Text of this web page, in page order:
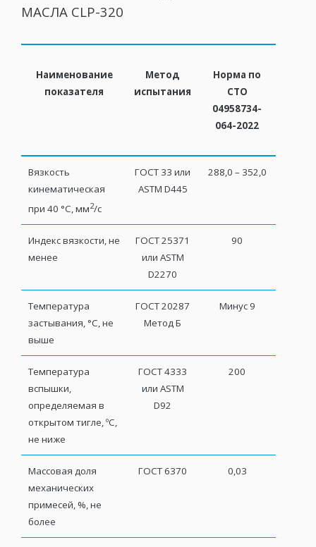
МАСЛА CLP-320
Наименование
показателя
Метод
испытания
Норма по
СТО
04958734-
064-2022
Вязкость
кинематическая
при 40 °С, мм2/с
ГОСТ 33 или
ASTM D445
288,0 – 352,0
Индекс вязкости, не
менее
ГОСТ 25371
или ASTM
D2270
90
Температура
застывания, °С, не
выше
ГОСТ 20287
Метод Б
Минус 9
Температура
вспышки,
определяемая в
открытом тигле, ºС,
не ниже
ГОСТ 4333
или ASTM
D92
200
Массовая доля
механических
примесей, %, не
более
ГОСТ 6370 0,03